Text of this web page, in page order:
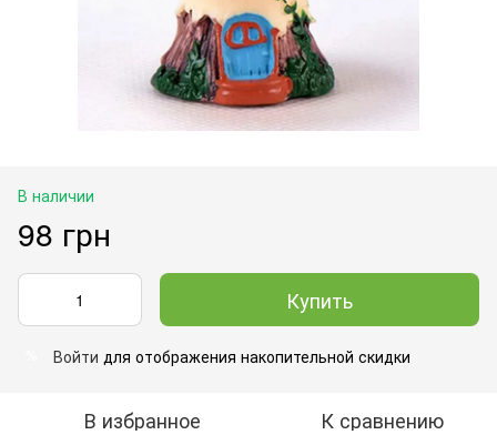
В наличии
98 грн
Купить
Войти для отображения накопительной скидки
В избранное К сравнению